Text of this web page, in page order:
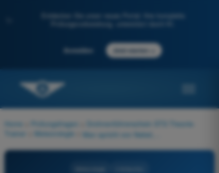
Entdecken Sie unser neues Portal: Ihre komplette
Prüfungsvorbereitung, unterstützt durch KI.
Anmelden Jetzt starten
Home Prüfungsfragen
Drohnenführerschein STS Theorie-
Trainer
Meteorologie